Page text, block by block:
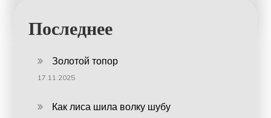
Последнее
Золотой топор
17.11.2025
Как лиса шила волку шубу